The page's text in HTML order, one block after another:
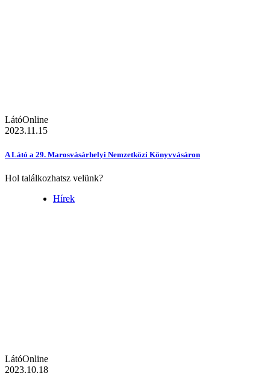
LátóOnline
2023.11.15
A Látó a 29. Marosvásárhelyi Nemzetközi Könyvvásáron
Hol találkozhatsz velünk?
Hírek
LátóOnline
2023.10.18